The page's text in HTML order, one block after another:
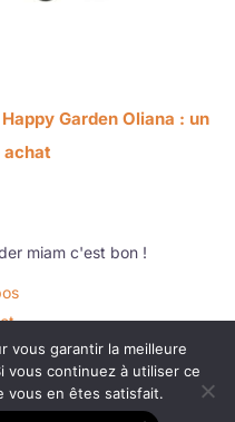
Garden Oliana : un
achat
miam c'est bon !
vous garantir la meilleure
vous continuez à utiliser ce
vous en êtes satisfait.